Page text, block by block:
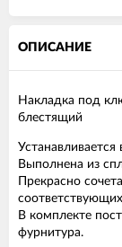
ОПИСАНИЕ
Накладка под
блестящий
Выполнена из
Прекрасно
В комплекте
фурнитура.